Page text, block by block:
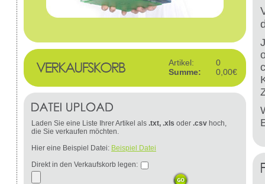
Artikel:
0
Summe:
0,00€
Laden Sie eine Liste Ihrer Artikel als .txt, .xls oder .csv hoch,
die Sie verkaufen möchten.
Hier eine Beispiel Datei: Beispiel Datei
Direkt in den Verkaufskorb legen: